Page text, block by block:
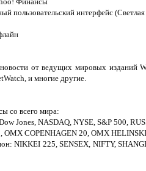
пользовательский интерфейс
от ведущих мировых изданий
и многие другие.
со всего мира:
Jones, NASDAQ, NYSE, S&P 500,
COPENHAGEN 20, OMX
NIKKEI 225, SENSEX, NIFTY,